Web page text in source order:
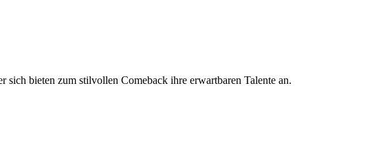
sich bieten zum stilvollen Comeback ihre erwartbaren Talente an.